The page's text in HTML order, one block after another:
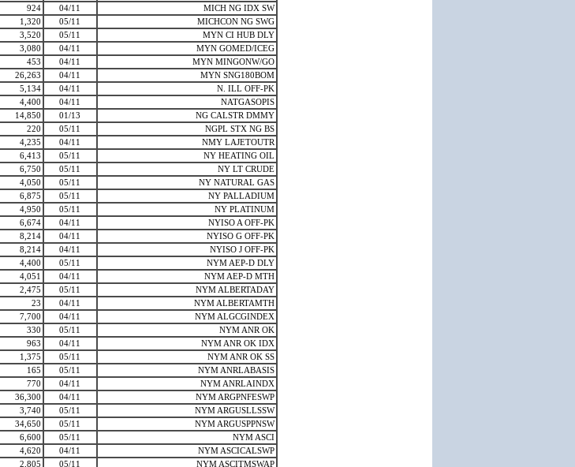
MICH NG IDX SW
04/11
924
MICHCON NG SWG
05/11
1,320
MYN CI HUB DLY
05/11
3,520
MYN GOMED/ICEG
04/11
3,080
MYN MINGONW/GO
04/11
453
MYN SNG180BOM
04/11
26,263
N. ILL OFF-PK
04/11
5,134
NATGASOPIS
04/11
4,400
NG CALSTR DMMY
01/13
14,850
NGPL STX NG BS
05/11
220
NMY LAJETOUTR
04/11
4,235
NY HEATING OIL
05/11
6,413
NY LT CRUDE
05/11
6,750
NY NATURAL GAS
05/11
4,050
NY PALLADIUM
05/11
6,875
NY PLATINUM
05/11
4,950
NYISO A OFF-PK
04/11
6,674
NYISO G OFF-PK
04/11
8,214
NYISO J OFF-PK
04/11
8,214
NYM AEP-D DLY
05/11
4,400
NYM AEP-D MTH
04/11
4,051
NYM ALBERTADAY
05/11
2,475
NYM ALBERTAMTH
04/11
23
NYM ALGCGINDEX
04/11
7,700
NYM ANR OK
05/11
330
NYM ANR OK IDX
04/11
963
NYM ANR OK SS
05/11
1,375
NYM ANRLABASIS
05/11
165
NYM ANRLAINDX
04/11
770
NYM ARGPNFESWP
04/11
36,300
NYM ARGUSLLSSW
05/11
3,740
NYM ARGUSPPNSW
05/11
34,650
NYM ASCI
05/11
6,600
NYM ASCICALSWP
04/11
4,620
NYM ASCITMSWAP
05/11
2,805